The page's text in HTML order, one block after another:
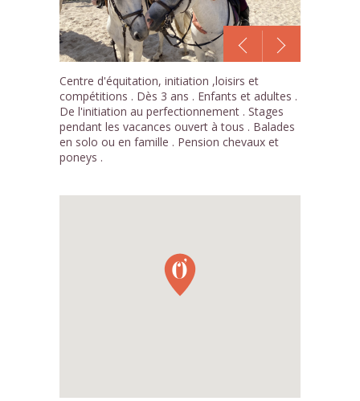
1 /4
Centre d'équitation, initiation ,loisirs et
compétitions . Dès 3 ans . Enfants et adultes .
De l'initiation au perfectionnement . Stages
pendant les vacances ouvert à tous . Balades
en solo ou en famille . Pension chevaux et
poneys .